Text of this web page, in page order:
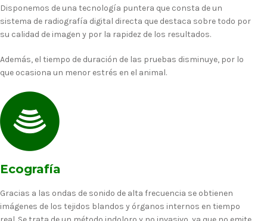
Disponemos de una tecnología puntera que consta de un
sistema de radiografía digital directa que destaca sobre todo por
su calidad de imagen y por la rapidez de los resultados.
Además, el tiempo de duración de las pruebas disminuye, por lo
que ocasiona un menor estrés en el animal.
Ecografía
Gracias a las ondas de sonido de alta frecuencia se obtienen
imágenes de los tejidos blandos y órganos internos en tiempo